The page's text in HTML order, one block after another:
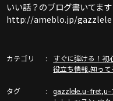
いい話？のブログ書いてます
http://ameblo.jp/gazzlele
ガズレレホームページ
http://www.gazzlele.com/
カテゴリ すぐに弾ける！初
役立ち情報,知って
タグ gazzlele,u-fret,u-